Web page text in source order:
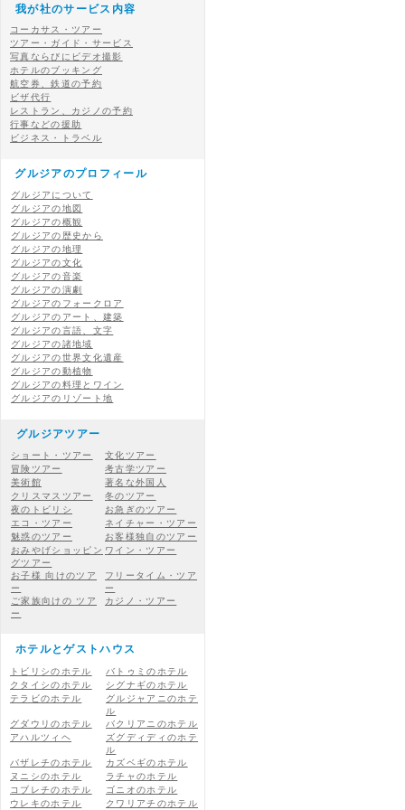
我が社のサービス内容
コーカサス・ツアー
ツアー・ガイド・サービス
写真ならびにビデオ撮影
ホテルのブッキング
航空券、鉄道の予約
ビザ代行
レストラン、カジノの予約
行事などの援助
ビジネス・トラベル
グルジアのプロフィール
グルジアについて
グルジアの地図
グルジアの概観
グルジアの歴史から
グルジアの地理
グルジアの文化
グルジアの音楽
グルジアの演劇
グルジアのフォークロア
グルジアのアート、建築
グルジアの言語、文字
グルジアの諸地域
グルジアの世界文化遺産
グルジアの動植物
グルジアの料理とワイン
グルジアのリゾート地
グルジアツアー
ショート・ツアー
文化ツアー
冒険ツアー
考古学ツアー
美術館
著名な外国人
クリスマスツアー
冬のツアー
夜のトビリシ
お急ぎのツアー
エコ・ツアー
ネイチャー・ツアー
魅惑のツアー
お客様独自のツアー
おみやげショッピン
グツアー
ワイン・ツアー
お子様 向けのツア
ー
フリータイム・ツア
ー
ご家族向けの ツア
ー
カジノ・ツアー
ホテルとゲストハウス
トビリシのホテル
バトゥミのホテル
クタイシのホテル
シグナギのホテル
テラビのホテル
グルジャアニのホテ
ル
グダウリのホテル
バクリアニのホテル
アハルツィヘ
ズグディディのホテ
ル
バザレチのホテル
カズベギのホテル
ヌニシのホテル
ラチャのホテル
コブレチのホテル
ゴニオのホテル
ウレキのホテル
クワリアチのホテル